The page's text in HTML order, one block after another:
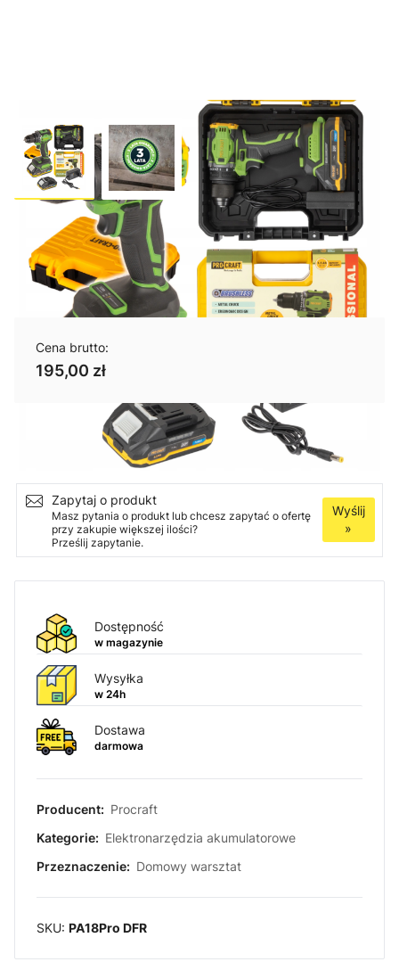
Wkrętarka Procraft zasilanie
akumulatorowe 20 V PA18Pro
Cena brutto:
195,00 zł
Dodaj do koszyka
Zapytaj o produkt
Masz pytania o produkt lub chcesz zapytać o ofertę
przy zakupie większej ilości?
Prześlij zapytanie.
Wyślij
»
Dostępność
w magazynie
Wysyłka
w 24h
Dostawa
darmowa
Producent: Procraft
Kategorie: Elektronarzędzia akumulatorowe
Przeznaczenie: Domowy warsztat
SKU: PA18Pro DFR